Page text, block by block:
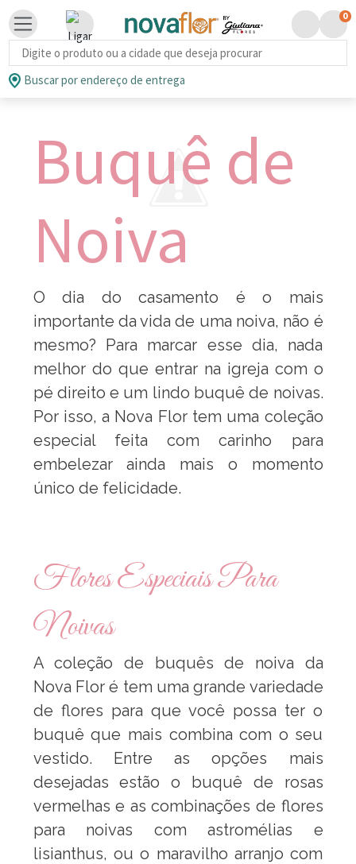
Busca de produtos
0
Buscar por endereço de entrega
Buquê de
Noiva
O dia do casamento é o mais
importante da vida de uma noiva, não é
mesmo? Para marcar esse dia, nada
melhor do que entrar na igreja com o
pé direito e um lindo buquê de noivas.
Por isso, a Nova Flor tem uma coleção
especial feita com carinho para
embelezar ainda mais o momento
único de felicidade.
Flores Especiais Para
Noivas
A coleção de buquês de noiva da
Nova Flor é tem uma grande variedade
de flores para que você possa ter o
buquê que mais combina com o seu
vestido. Entre as opções mais
desejadas estão o buquê de rosas
vermelhas e as combinações de flores
para noivas com astromélias e
lisianthus, ou o maravilho arranjo com